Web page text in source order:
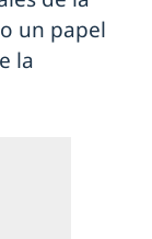
un papel
la